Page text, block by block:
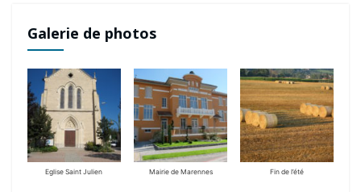
Galerie de photos
Eglise Saint Julien Mairie de Marennes Fin de l’été